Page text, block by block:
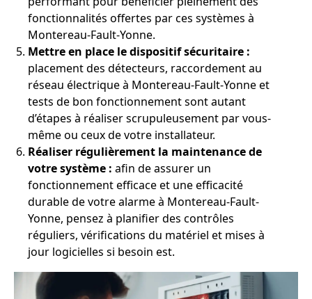
fonctionnalités offertes par ces systèmes à
Montereau-Fault-Yonne.
Mettre en place le dispositif sécuritaire :
placement des détecteurs, raccordement au
réseau électrique à Montereau-Fault-Yonne et
tests de bon fonctionnement sont autant
d’étapes à réaliser scrupuleusement par vous-
même ou ceux de votre installateur.
Réaliser régulièrement la maintenance de
votre système : afin de assurer un
fonctionnement efficace et une efficacité
durable de votre alarme à Montereau-Fault-
Yonne, pensez à planifier des contrôles
réguliers, vérifications du matériel et mises à
jour logicielles si besoin est.